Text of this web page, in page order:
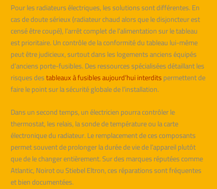
Pour les radiateurs électriques, les solutions sont différentes. En
cas de doute sérieux (radiateur chaud alors que le disjoncteur est
censé être coupé), l’arrêt complet de l’alimentation sur le tableau
est prioritaire. Un contrôle de la conformité du tableau lui-même
peut être judicieux, surtout dans les logements anciens équipés
d’anciens porte-fusibles. Des ressources spécialisées détaillant les
risques destableaux à fusibles aujourd’hui interditspermettent de
faire le point sur la sécurité globale de l’installation.
Dans un second temps, un électricien pourra contrôler le
thermostat, les relais, la sonde de température ou la carte
électronique du radiateur. Le remplacement de ces composants
permet souvent de prolonger la durée de vie de l’appareil plutôt
que de le changer entièrement. Sur des marques réputées comme
Atlantic, Noirot ou Stiebel Eltron, ces réparations sont fréquentes
et bien documentées.